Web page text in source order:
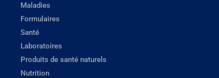
Maladies
Formulaires
Santé
Laboratoires
Produits de santé naturels
Nutrition